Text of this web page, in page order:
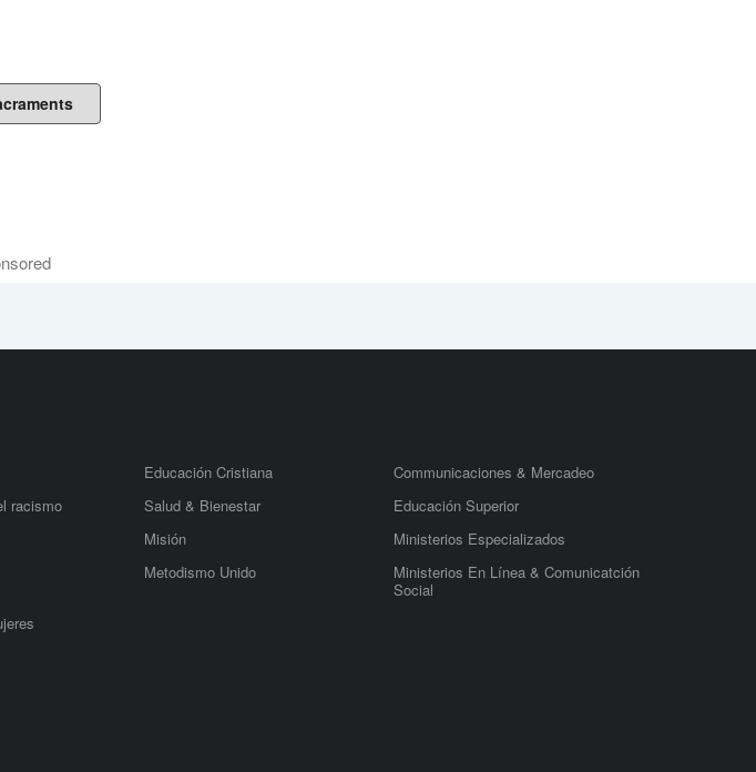
Educación Cristiana
Communicaciones & Mercadeo
racismo Salud & Bienestar
Educación Superior
Misión
Ministerios Especializados
Metodismo Unido
Ministerios En Línea & Comunicatción
Social